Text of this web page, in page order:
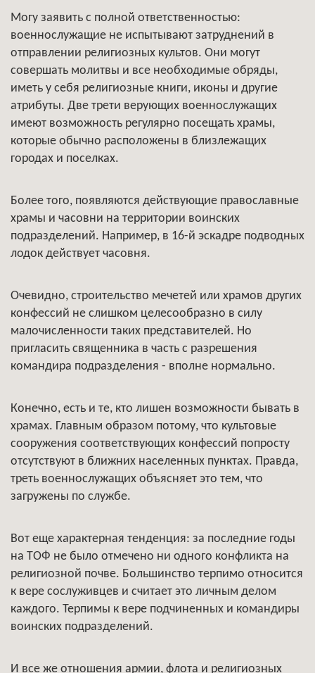
Могу заявить с полной ответственностью:
военнослужащие не испытывают затруднений в
отправлении религиозных культов. Они могут
совершать молитвы и все необходимые обряды,
иметь у себя религиозные книги, иконы и другие
атрибуты. Две трети верующих военнослужащих
имеют возможность регулярно посещать храмы,
которые обычно расположены в близлежащих
городах и поселках.
Более того, появляются действующие православные
храмы и часовни на территории воинских
подразделений. Например, в 16-й эскадре подводных
лодок действует часовня.
Очевидно, строительство мечетей или храмов других
конфессий не слишком целесообразно в силу
малочисленности таких представителей. Но
пригласить священника в часть с разрешения
командира подразделения - вполне нормально.
Конечно, есть и те, кто лишен возможности бывать в
храмах. Главным образом потому, что культовые
сооружения соответствующих конфессий попросту
отсутствуют в ближних населенных пунктах. Правда,
треть военнослужащих объясняет это тем, что
загружены по службе.
Вот еще характерная тенденция: за последние годы
на ТОФ не было отмечено ни одного конфликта на
религиозной почве. Большинство терпимо относится
к вере сослуживцев и считает это личным делом
каждого. Терпимы к вере подчиненных и командиры
воинских подразделений.
И все же отношения армии, флота и религиозных